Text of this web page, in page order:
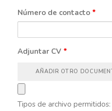
Número de contacto *
Adjuntar CV *
AÑADIR OTRO
Tipos de archivo